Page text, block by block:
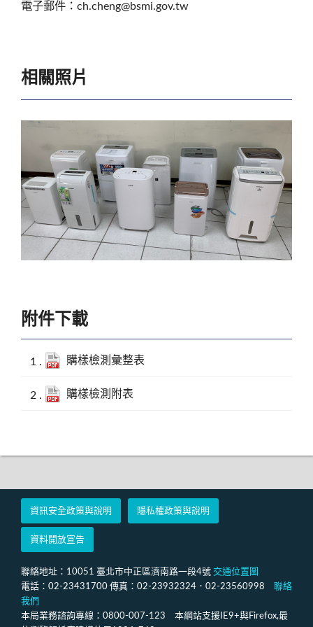
電子郵件：ch.cheng@bsmi.gov.tw
相關照片
附件下載
購樣檢測彙整表
購樣檢測附表
資訊安全政策與說明 隱私權政策與說明
資料開放宣告
聯絡地址：10051 臺北市中正區濟南路一段4號 交通位置圖
電話：02-23431700 傳真：02-23932324．02-23560998 聯絡
我們
本局業務諮詢專線：0800-007-123 本網站支援IE9+與Firefox,最